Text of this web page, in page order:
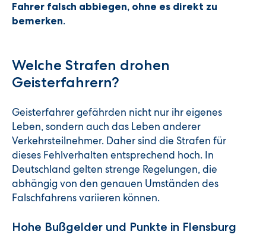
Fahrer falsch abbiegen, ohne es direkt zu
bemerken.
Welche Strafen drohen
Geisterfahrern?
Geisterfahrer gefährden nicht nur ihr eigenes
Leben, sondern auch das Leben anderer
Verkehrsteilnehmer. Daher sind die Strafen für
dieses Fehlverhalten entsprechend hoch. In
Deutschland gelten strenge Regelungen, die
abhängig von den genauen Umständen des
Falschfahrens variieren können.
Hohe Bußgelder und Punkte in Flensburg